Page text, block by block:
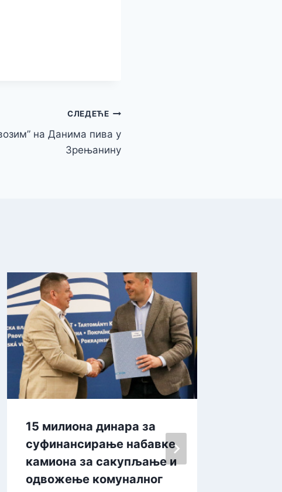
СЛЕДЕЋЕ
на Данима пива у
Зрењанину
15 милиона динара за
суфинансирање набавке
камиона за сакупљање и
одвожење комуналног